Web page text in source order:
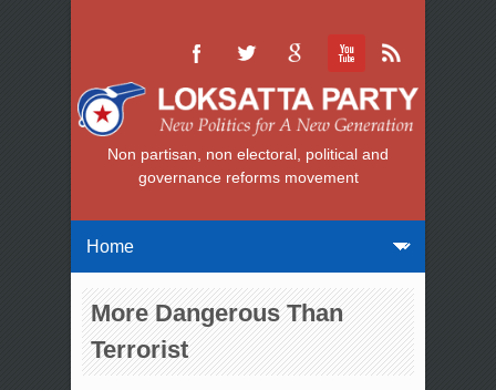
Non partisan, non electoral, political and
governance reforms movement
More Dangerous Than
Terrorist